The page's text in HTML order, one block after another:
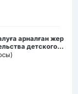
арналған жер
детского